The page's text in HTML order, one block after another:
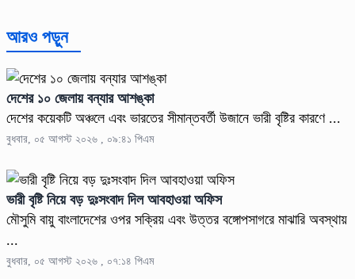
আরও পড়ুন
দেশের ১০ জেলায় বন্যার আশঙ্কা
দেশের কয়েকটি অঞ্চলে এবং ভারতের সীমান্তবর্তী উজানে ভারী বৃষ্টির কারণে ...
বুধবার, ০৫ আগস্ট ২০২৬ , ০৯:৪১ পিএম
ভারী বৃষ্টি নিয়ে বড় দুঃসংবাদ দিল আবহাওয়া অফিস
মৌসুমি বায়ু বাংলাদেশের ওপর সক্রিয় এবং উত্তর বঙ্গোপসাগরে মাঝারি অবস্থায়
...
বুধবার, ০৫ আগস্ট ২০২৬ , ০৭:১৪ পিএম